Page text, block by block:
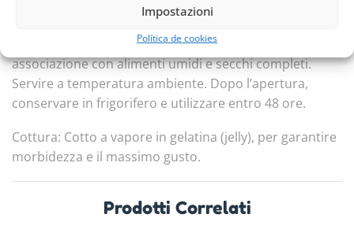
Impostazioni
Política de cookies
Istruzioni per l’uso: Fino a 2 lattine al giorno in
associazione con alimenti umidi e secchi completi.
Servire a temperatura ambiente. Dopo l’apertura,
conservare in frigorifero e utilizzare entro 48 ore.
Cottura: Cotto a vapore in gelatina (jelly), per garantire
morbidezza e il massimo gusto.
Prodotti Correlati